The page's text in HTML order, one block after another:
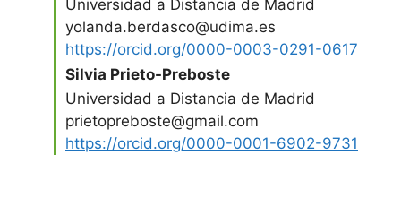
Universidad a Distancia de Madrid
yolanda.berdasco@udima.es
https://orcid.org/0000-0003-0291-0617
Silvia Prieto-Preboste
Universidad a Distancia de Madrid
prietopreboste@gmail.com
https://orcid.org/0000-0001-6902-9731